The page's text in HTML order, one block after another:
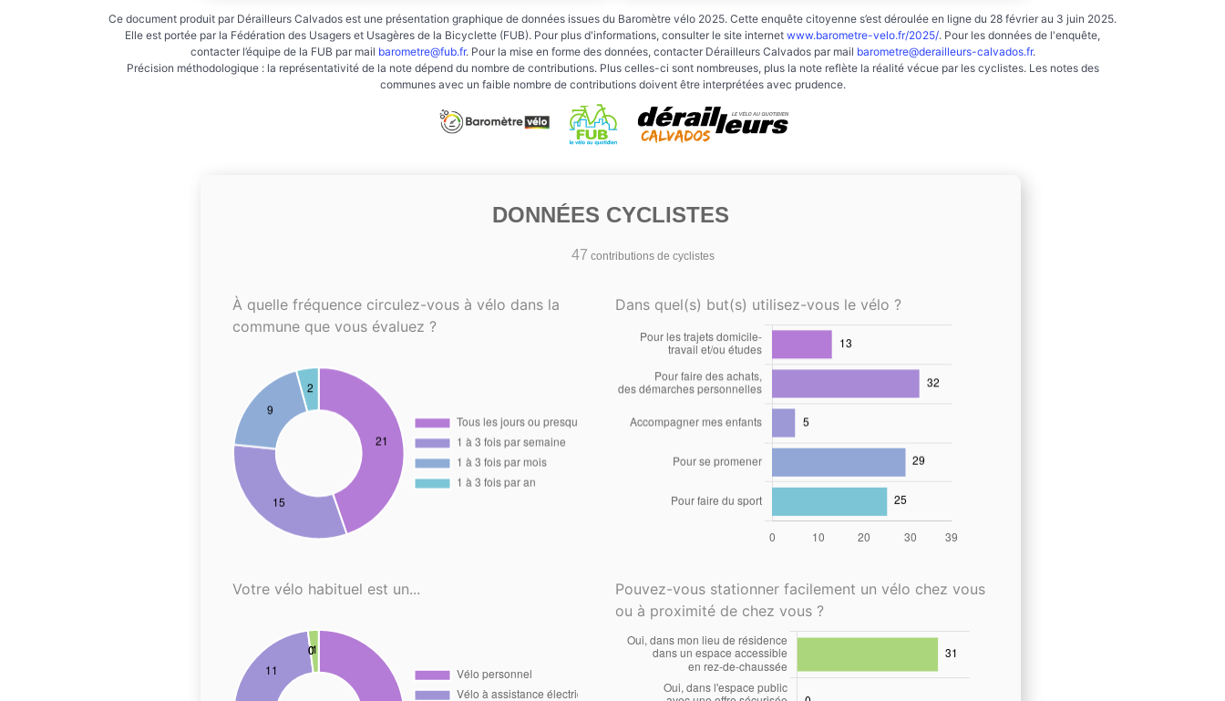
Ce document produit par Dérailleurs Calvados est une présentation graphique de données issues du Baromètre vélo 2025. Cette enquête citoyenne s’est déroulée en ligne du 28 février au 3 juin 2025.
Elle est portée par la Fédération des Usagers et Usagères de la Bicyclette (FUB). Pour plus d'informations, consulter le site internet www.barometre-velo.fr/2025/. Pour les données de l'enquête,
contacter l’équipe de la FUB par mail barometre@fub.fr. Pour la mise en forme des données, contacter Dérailleurs Calvados par mail barometre@derailleurs-calvados.fr.
Précision méthodologique : la représentativité de la note dépend du nombre de contributions. Plus celles-ci sont nombreuses, plus la note reflète la réalité vécue par les cyclistes. Les notes des
communes avec un faible nombre de contributions doivent être interprétées avec prudence.
DONNÉES CYCLISTES
47 contributions de cyclistes
À quelle fréquence circulez-vous à vélo dans la
commune que vous évaluez ?
Dans quel(s) but(s) utilisez-vous le vélo ?
Votre vélo habituel est un...
Pouvez-vous stationner facilement un vélo chez vous
ou à proximité de chez vous ?